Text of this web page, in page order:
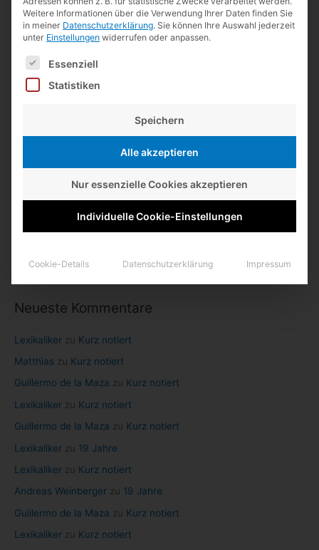
Name, E-Mail-Adresse und Website in diesem Browser für
meinen nächsten Kommentar speichern.
n
a
h
:
Neueste Kommentare
Lexikaliker zu Kurz notiert
Matthias zu Kurz notiert
Guillermo de la Maza zu Kurz notiert
Lexikaliker zu Kurz notiert
Guillermo de la Maza zu Kurz notiert
Lexikaliker zu 19 Jahre
Lexikaliker zu Kurz notiert
Andreas Weinberger zu 19 Jahre
Guillermo de la Maza zu Kurz notiert
Lexikaliker zu Kurz notiert
Weitere Informationen über die Verwendung Ihrer Daten finden Sie
in meiner Datenschutzerklärung. Sie können Ihre Auswahl jederzeit
unter Einstellungen widerrufen oder anpassen.
Es folgt eine Liste der Service-Gruppen, für die eine
Essenziell
Statistiken
Speichern
Alle akzeptieren
Nur essenzielle Cookies akzeptieren
Individuelle Cookie-Einstellungen
Cookie-Details Datenschutzerklärung Impressum